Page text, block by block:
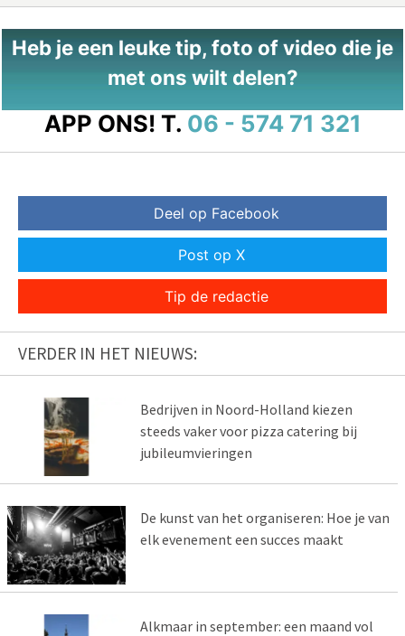
Heb je een leuke tip, foto of video die je
met ons wilt delen?
APP ONS! T. 06 - 574 71 321
Deel op Facebook
Post op X
Tip de redactie
VERDER IN HET NIEUWS:
Bedrijven in Noord-Holland kiezen
steeds vaker voor pizza catering bij
jubileumvieringen
De kunst van het organiseren: Hoe je van
elk evenement een succes maakt
Alkmaar in september: een maand vol